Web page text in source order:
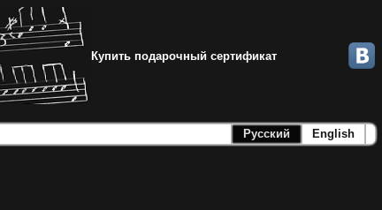
Купить подарочный сертификат
Русский English